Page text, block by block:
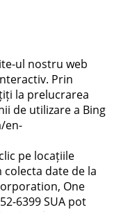
ul nostru web
Prin
la prelucrarea
de utilizare a Bing
en-
pe locațiile
date de la
One
6399 SUA pot